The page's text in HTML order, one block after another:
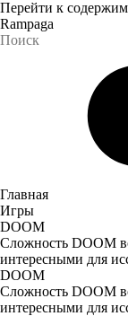
Перейти к
Rampaga
Главная
Игры
DOOM
Сложность DOOM
интересными для
DOOM
Сложность DOOM
интересными для